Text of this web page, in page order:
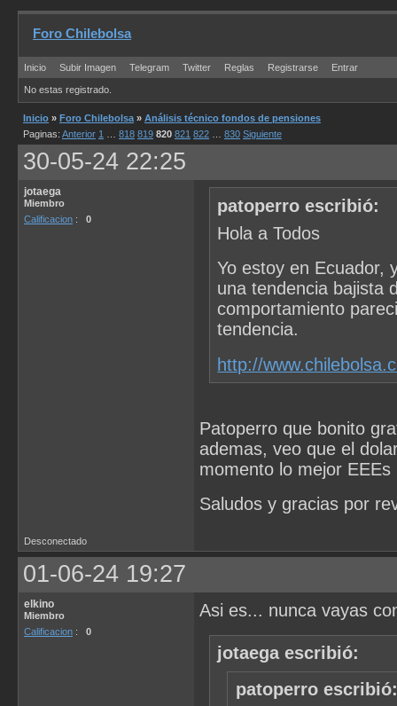
Foro Chilebolsa
Inicio Subir Imagen Telegram Twitter Reglas Registrarse Entrar
No estas registrado.
Inicio » Foro Chilebolsa » Análisis técnico fondos de pensiones
Paginas: Anterior 1 818 819 820 821 822 830 Siguiente
30-05-24 22:25
jotaega
Miembro
Calificacion : 0
patoperro escribió:
Hola a Todos
Yo estoy en Ecuador,
una tendencia bajista
comportamiento
tendencia.
http://
Patoperro que bonito
ademas, veo que el
momento lo mejor
Saludos y gracias por
Desconectado
01-06-24 19:27
elkino
Miembro
Calificacion : 0
Asi es... nunca vayas
jotaega escribió:
patoperro escribió: